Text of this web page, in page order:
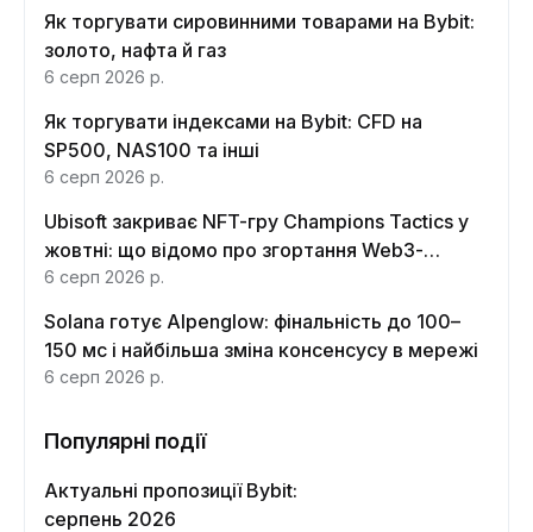
Як торгувати сировинними товарами на Bybit:
золото, нафта й газ
6 серп 2026 р.
Як торгувати індексами на Bybit: CFD на
SP500, NAS100 та інші
6 серп 2026 р.
Ubisoft закриває NFT-гру Champions Tactics у
жовтні: що відомо про згортання Web3-
функцій
6 серп 2026 р.
Solana готує Alpenglow: фінальність до 100–
150 мс і найбільша зміна консенсусу в мережі
6 серп 2026 р.
Популярні події
Актуальні пропозиції Bybit:
серпень 2026